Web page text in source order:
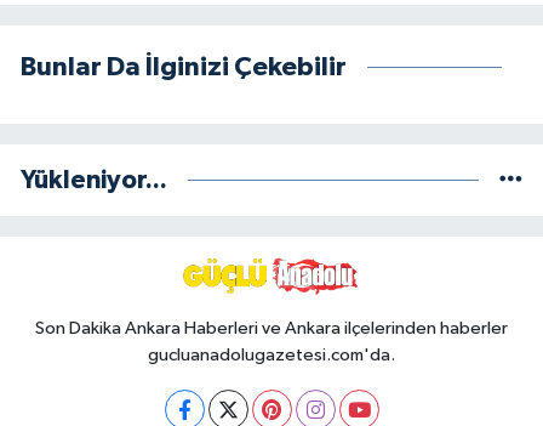
Bunlar Da İlginizi Çekebilir
Yükleniyor...
Son Dakika Ankara Haberleri ve Ankara ilçelerinden haberler
gucluanadolugazetesi.com'da.